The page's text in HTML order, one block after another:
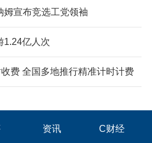
姆宣布竞选工党领袖
1.24亿人次
费 全国多地推行精准计时计费
资讯 C财经